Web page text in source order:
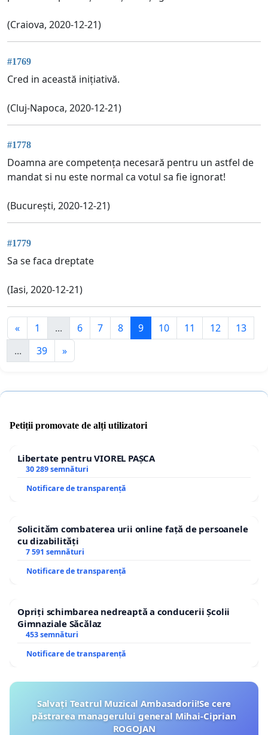
(Craiova, 2020-12-21)
#1769
Cred in această inițiativă.
(Cluj-Napoca, 2020-12-21)
#1778
Doamna are competența necesară pentru un astfel de
mandat si nu este normal ca votul sa fie ignorat!
(București, 2020-12-21)
#1779
Sa se faca dreptate
(Iasi, 2020-12-21)
« 1 ... 6 7 8 9 10 11 12
13
...
39 »
Petiții promovate de alți utilizatori
Libertate pentru VIOREL PAȘCA
30 289 semnături
Notificare de transparență
Solicităm combaterea urii online față de persoanele
cu dizabilități
7 591 semnături
Notificare de transparență
Opriți schimbarea nedreaptă a conducerii Școlii
Gimnaziale Săcălaz
453 semnături
Notificare de transparență
Salvați Teatrul Muzical Ambasadorii!Se cere
păstrarea managerului general Mihai-Ciprian
ROGOJAN